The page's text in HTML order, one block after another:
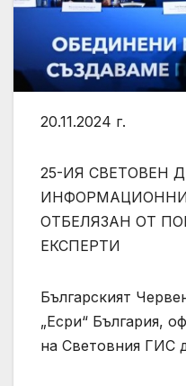
20.11.2024 г.
25-ИЯ СВЕТОВЕН
ОТБЕЛЯЗАН ОТ
ЕКСПЕРТИ
Българският
„Есри“ България,
на Световния ГИС